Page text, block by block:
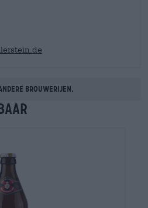
brouwerijen.